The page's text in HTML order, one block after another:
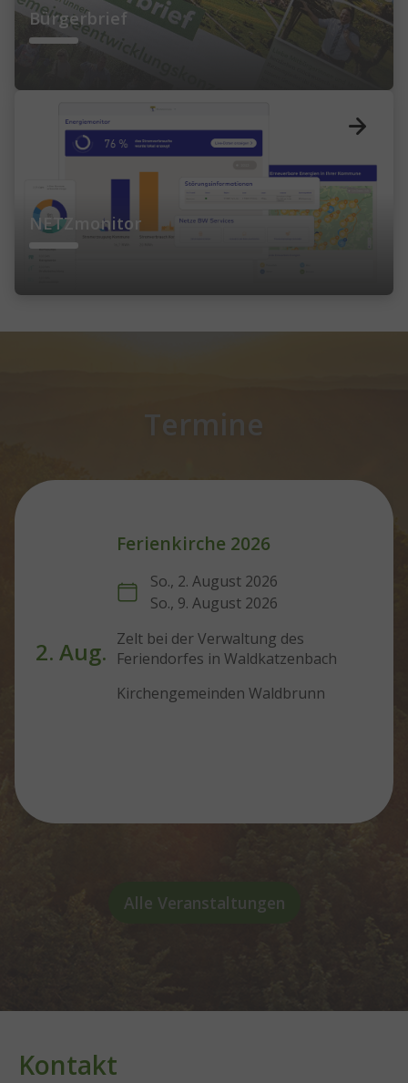
Bürgerbrief
NETZmonitor
Termine
2. Aug.
Ferienkirche 2026
Beginn:
So., 2. August 2026
Ende:
So., 9. August 2026
Zelt bei der Verwaltung des
Feriendorfes in Waldkatzenbach
Kirchengemeinden Waldbrunn
Alle Veranstaltungen
Kontakt